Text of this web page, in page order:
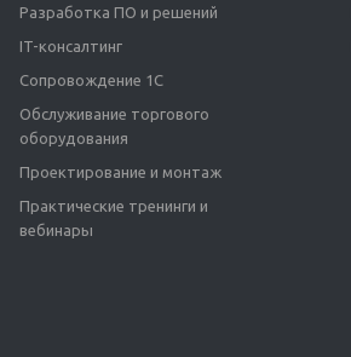
Разработка ПО и решений
IT-консалтинг
Сопровождение 1С
Обслуживание торгового
оборудования
Проектирование и монтаж
Практические тренинги и
вебинары